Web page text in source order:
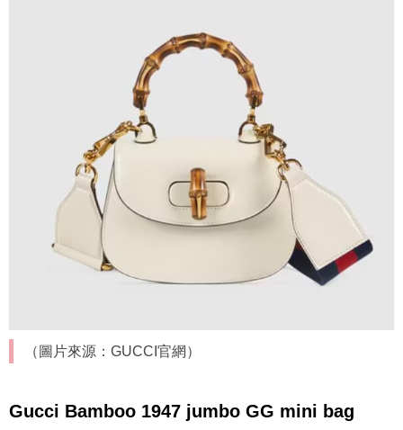
（圖片來源：GUCCI官網）
Gucci Bamboo 1947 jumbo GG mini bag